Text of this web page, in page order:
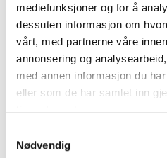
mediefunksjoner og for å
dessuten informasjon om
vårt, med partnerne våre
annonsering og
med annen informasjon du
eller som de har samlet inn
Nødvendig
Se dokumenter
Dokumenter